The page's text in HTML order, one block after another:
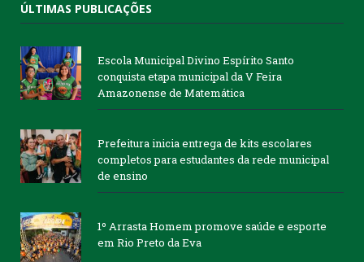
ÚLTIMAS PUBLICAÇÕES
Escola Municipal Divino Espírito Santo
conquista etapa municipal da V Feira
Amazonense de Matemática
Prefeitura inicia entrega de kits escolares
completos para estudantes da rede municipal
de ensino
1º Arrasta Homem promove saúde e esporte
em Rio Preto da Eva